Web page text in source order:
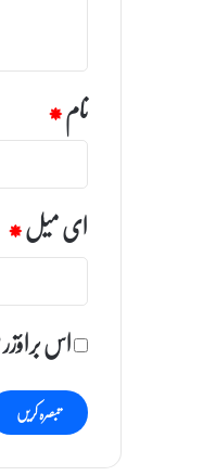
نام*
ای میل*
اس